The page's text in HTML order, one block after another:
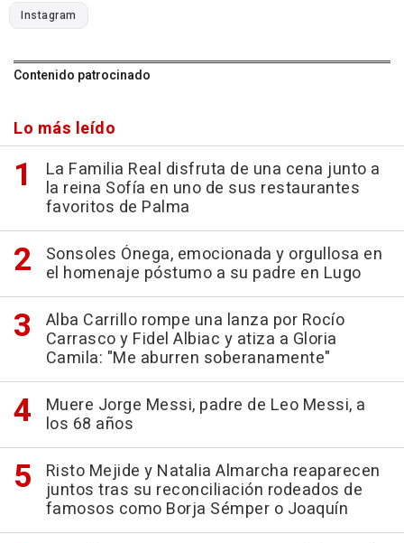
Instagram
Contenido patrocinado
Lo más leído
La Familia Real disfruta de una cena junto a
la reina Sofía en uno de sus restaurantes
favoritos de Palma
Sonsoles Ónega, emocionada y orgullosa en
el homenaje póstumo a su padre en Lugo
Alba Carrillo rompe una lanza por Rocío
Carrasco y Fidel Albiac y atiza a Gloria
Camila: "Me aburren soberanamente"
Muere Jorge Messi, padre de Leo Messi, a
los 68 años
Risto Mejide y Natalia Almarcha reaparecen
juntos tras su reconciliación rodeados de
famosos como Borja Sémper o Joaquín